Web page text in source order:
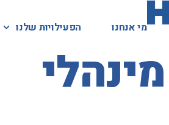
מי אנחנו הפעילויות שלנו מי אנחנו הפעילויות שלנו